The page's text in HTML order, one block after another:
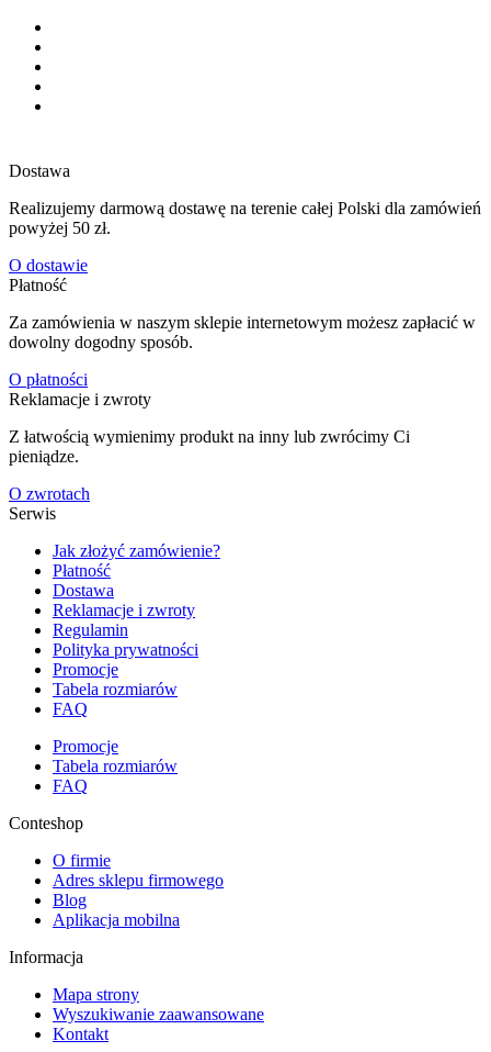
Dostawa
Realizujemy darmową dostawę na terenie całej Polski dla zamówień
powyżej 50 zł.
O dostawie
Płatność
Za zamówienia w naszym sklepie internetowym możesz zapłacić w
dowolny dogodny sposób.
O płatności
Reklamacje i zwroty
Z łatwością wymienimy produkt na inny lub zwrócimy Ci
pieniądze.
O zwrotach
Serwis
Jak złożyć zamówienie?
Płatność
Dostawa
Reklamacje i zwroty
Regulamin
Polityka prywatności
Promocje
Tabela rozmiarów
FAQ
Promocje
Tabela rozmiarów
FAQ
Conteshop
O firmie
Adres sklepu firmowego
Blog
Aplikacja mobilna
Informacja
Mapa strony
Wyszukiwanie zaawansowane
Kontakt